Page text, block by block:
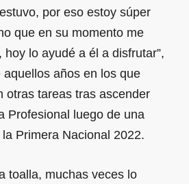
por eso estoy súper
que en su momento me
lo ayudé a él a disfrutar”,
años en los que
otras tareas tras ascender
Profesional luego de una
Primera Nacional 2022.
toalla, muchas veces lo